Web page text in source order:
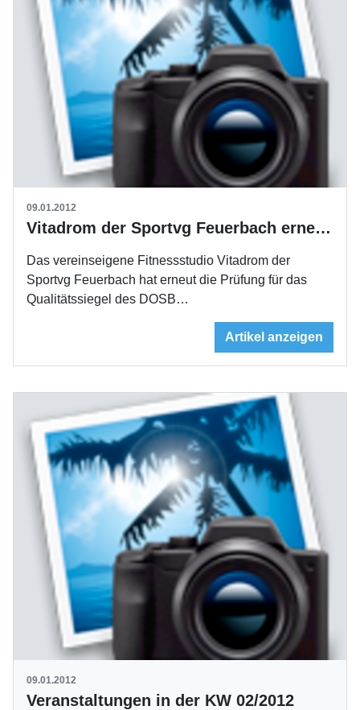
09.01.2012
Vitadrom der Sportvg Feuerbach erneut ausgezeichnet
Das vereinseigene Fitnessstudio Vitadrom der
Sportvg Feuerbach hat erneut die Prüfung für das
Qualitätssiegel des DOSB…
Artikel anzeigen
09.01.2012
Veranstaltungen in der KW 02/2012